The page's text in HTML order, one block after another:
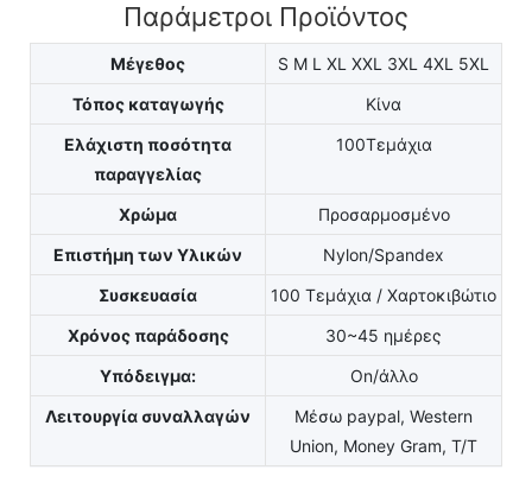
Παράμετροι Προϊόντος
Μέγεθος
S M L XL XXL 3XL 4XL 5XL
Τόπος καταγωγής
Κίνα
Ελάχιστη ποσότητα
παραγγελίας
100Τεμάχια
Χρώμα
Προσαρμοσμένο
Επιστήμη των Υλικών
Nylon/Spandex
Συσκευασία
100 Τεμάχια / Χαρτοκιβώτιο
Χρόνος παράδοσης
30~45 ημέρες
Υπόδειγμα:
On/άλλο
Λειτουργία συναλλαγών
Μέσω paypal, Western
Union, Money Gram, T/T